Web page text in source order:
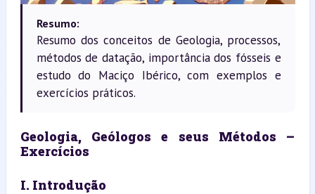
Resumo:
Resumo dos conceitos de Geologia, processos,
métodos de datação, importância dos fósseis e
estudo do Maciço Ibérico, com exemplos e
exercícios práticos.
Geologia, Geólogos e seus Métodos –
Exercícios
I. Introdução